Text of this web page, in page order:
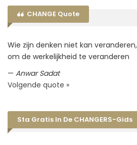
CHANGE Quote
Wie zijn denken niet kan
om de werkelijkheid te veranderen
— Anwar Sadat
Volgende quote »
Sta Gratis In De CHANGERS-Gids